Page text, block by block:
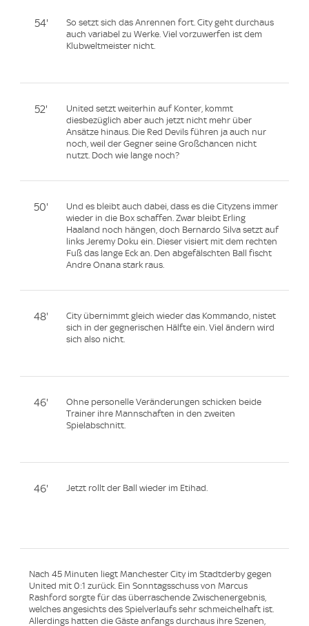
54'
So setzt sich das Anrennen fort. City geht durchaus
auch variabel zu Werke. Viel vorzuwerfen ist dem
Klubweltmeister nicht.
52'
United setzt weiterhin auf Konter, kommt
diesbezüglich aber auch jetzt nicht mehr über
Ansätze hinaus. Die Red Devils führen ja auch nur
noch, weil der Gegner seine Großchancen nicht
nutzt. Doch wie lange noch?
50'
Und es bleibt auch dabei, dass es die Cityzens immer
wieder in die Box schaffen. Zwar bleibt Erling
Haaland noch hängen, doch Bernardo Silva setzt auf
links Jeremy Doku ein. Dieser visiert mit dem rechten
Fuß das lange Eck an. Den abgefälschten Ball fischt
Andre Onana stark raus.
48'
City übernimmt gleich wieder das Kommando, nistet
sich in der gegnerischen Hälfte ein. Viel ändern wird
sich also nicht.
46'
Ohne personelle Veränderungen schicken beide
Trainer ihre Mannschaften in den zweiten
Spielabschnitt.
46' Jetzt rollt der Ball wieder im Etihad.
Nach 45 Minuten liegt Manchester City im Stadtderby gegen
United mit 0:1 zurück. Ein Sonntagsschuss von Marcus
Rashford sorgte für das überraschende Zwischenergebnis,
welches angesichts des Spielverlaufs sehr schmeichelhaft ist.
Allerdings hatten die Gäste anfangs durchaus ihre Szenen,